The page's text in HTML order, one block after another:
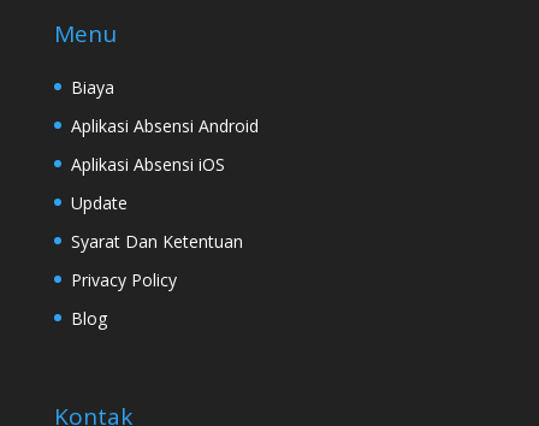
Menu
Biaya
Aplikasi Absensi Android
Aplikasi Absensi iOS
Update
Syarat Dan Ketentuan
Privacy Policy
Blog
Kontak